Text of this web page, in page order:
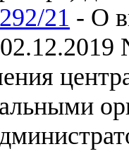
21 - О